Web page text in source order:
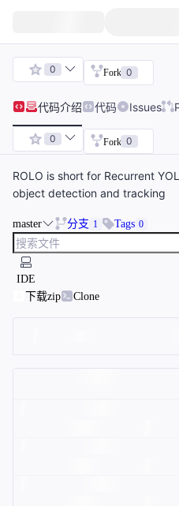
0 Fork 0
代码介绍 代码 Issues
0 Fork 0
ROLO is short for Recurrent
object detection and tracking
master 分支 1 Tags 0
IDE
下载zip
Clone